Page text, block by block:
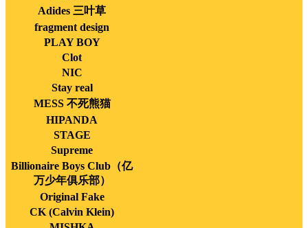
Adides 三叶草
fragment design
PLAY BOY
Clot
NIC
Stay real
MESS 不死熊猫
HIPANDA
STAGE
Supreme
Billionaire Boys Club（亿
万少年俱乐部）
Original Fake
CK (Calvin Klein)